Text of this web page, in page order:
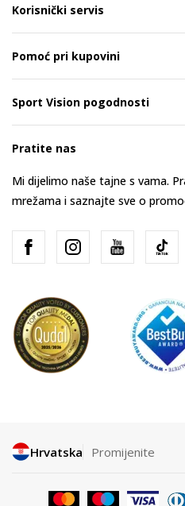
Korisnički servis
Pomoć pri kupovini
Sport Vision pogodnosti
Pratite nas
Mi dijelimo naše tajne s vama.
mrežama i saznajte sve o
Hrvatska Promijenite